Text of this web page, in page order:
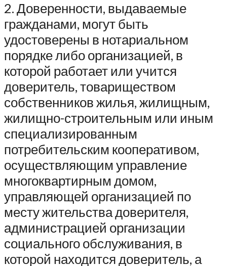
2. Доверенности, выдаваемые
гражданами, могут быть
удостоверены в нотариальном
порядке либо организацией, в
которой работает или учится
доверитель, товариществом
собственников жилья, жилищным,
жилищно-строительным или иным
специализированным
потребительским кооперативом,
осуществляющим управление
многоквартирным домом,
управляющей организацией по
месту жительства доверителя,
администрацией организации
социального обслуживания, в
которой находится доверитель, а